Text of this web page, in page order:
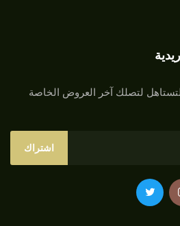
لتستاهل لتصلك آخر العروض الخاصة
اشتراك